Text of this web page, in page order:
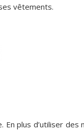
vêtements.
plus d’utiliser des